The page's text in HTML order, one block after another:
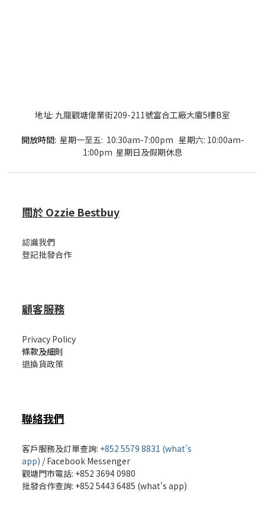
地址: 九龍觀塘偉業街209-211號富合工廠大廈5樓B室
開放時間: 星期一至五: 10:30am-7:00pm 星期六: 10:00am-
1:00pm 星期日及假期休息
關於 Ozzie Bestbuy
認識我們
登記批發合作
顧客服務
Privacy Policy
條款及細則
退換貨政策
聯絡我們
客戶服務及訂單查詢: +852 5579 8831 (what's
app) /Facebook Messenger
觀塘門市電話: +852 3694 0980
批發合作查詢: +852 5443 6485 (what's app)